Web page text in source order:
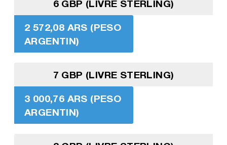
6 GBP (LIVRE STERLING)
2 572,08 ARS (PESO
ARGENTIN)
7 GBP (LIVRE STERLING)
3 000,76 ARS (PESO
ARGENTIN)